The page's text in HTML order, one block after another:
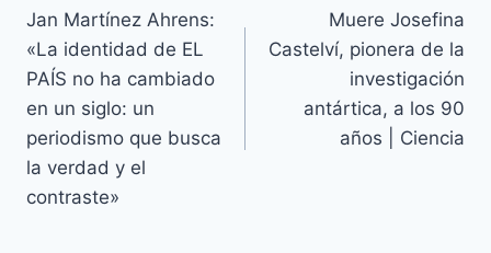
Jan Martínez Ahrens:
«La identidad de EL
PAÍS no ha cambiado
en un siglo: un
periodismo que busca
la verdad y el
contraste»
Muere Josefina
Castelví, pionera de la
investigación
antártica, a los 90
años | Ciencia